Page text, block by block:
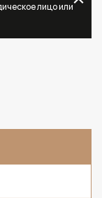
лицо или